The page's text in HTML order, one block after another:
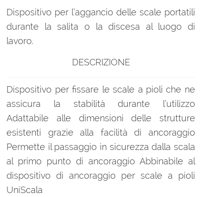
Dispositivo per l’aggancio delle scale portatili
durante la salita o la discesa al luogo di
lavoro.
DESCRIZIONE
Dispositivo per fissare le scale a pioli che ne
assicura la stabilità durante l’utilizzo
Adattabile alle dimensioni delle strutture
esistenti grazie alla facilità di ancoraggio
Permette il passaggio in sicurezza dalla scala
al primo punto di ancoraggio Abbinabile al
dispositivo di ancoraggio per scale a pioli
UniScala